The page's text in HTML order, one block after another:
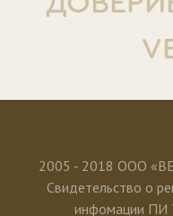
2005 - 2018 ООО
Свидетельство о
инфомации ПИ